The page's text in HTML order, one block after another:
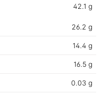
42.1 g
26.2 g
14.4 g
16.5 g
0.03 g